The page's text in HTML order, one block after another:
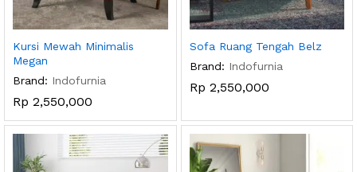
Kursi Mewah Minimalis
Megan
Brand: Indofurnia
Rp 2,550,000
Sofa Ruang Tengah Belz
Brand: Indofurnia
Rp 2,550,000